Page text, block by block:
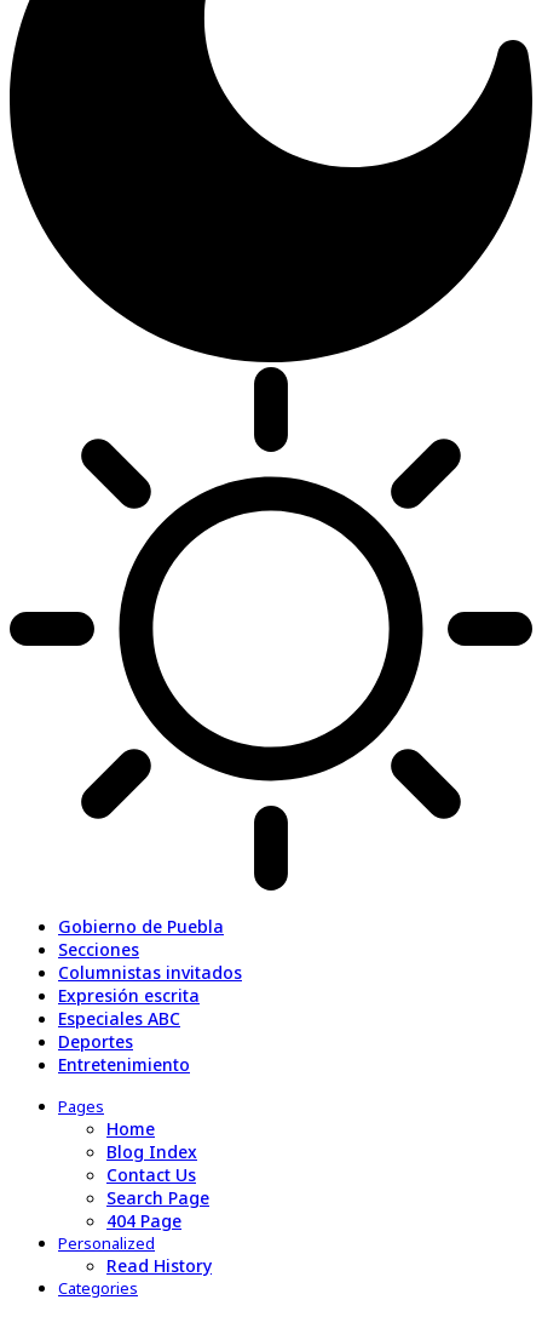
Gobierno de Puebla
Secciones
Columnistas invitados
Expresión escrita
Especiales ABC
Deportes
Entretenimiento
Pages
Home
Blog Index
Contact Us
Search Page
404 Page
Personalized
Read History
Categories